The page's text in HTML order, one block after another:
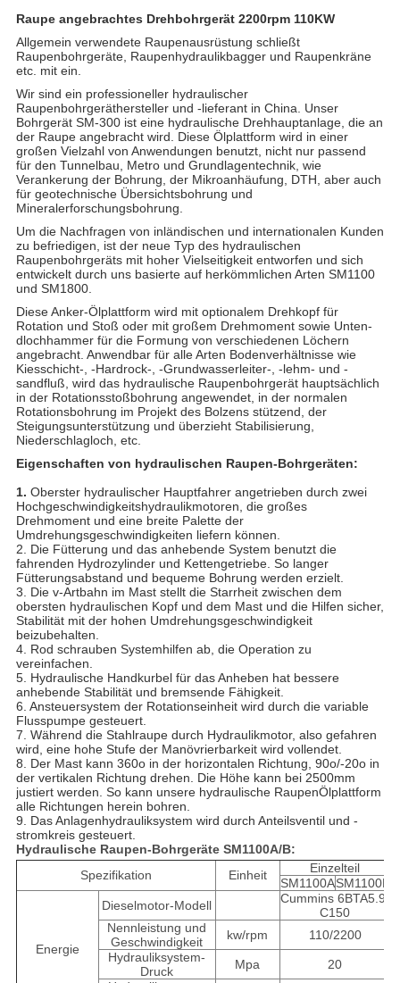
Raupe angebrachtes Drehbohrgerät 2200rpm 110KW
Allgemein verwendete Raupenausrüstung schließt
Raupenbohrgeräte, Raupenhydraulikbagger und Raupenkräne
etc. mit ein.
Wir sind ein professioneller hydraulischer
Raupenbohrgeräthersteller und -lieferant in China. Unser
Bohrgerät SM-300 ist eine hydraulische Drehhauptanlage, die an
der Raupe angebracht wird. Diese Ölplattform wird in einer
großen Vielzahl von Anwendungen benutzt, nicht nur passend
für den Tunnelbau, Metro und Grundlagentechnik, wie
Verankerung der Bohrung, der Mikroanhäufung, DTH, aber auch
für geotechnische Übersichtsbohrung und
Mineralerforschungsbohrung.
Um die Nachfragen von inländischen und internationalen Kunden
zu befriedigen, ist der neue Typ des hydraulischen
Raupenbohrgeräts mit hoher Vielseitigkeit entworfen und sich
entwickelt durch uns basierte auf herkömmlichen Arten SM1100
und SM1800.
Diese Anker-Ölplattform wird mit optionalem Drehkopf für
Rotation und Stoß oder mit großem Drehmoment sowie Unten-
dlochhammer für die Formung von verschiedenen Löchern
angebracht. Anwendbar für alle Arten Bodenverhältnisse wie
Kiesschicht-, -Hardrock-, -Grundwasserleiter-, -lehm- und -
sandfluß, wird das hydraulische Raupenbohrgerät hauptsächlich
in der Rotationsstoßbohrung angewendet, in der normalen
Rotationsbohrung im Projekt des Bolzens stützend, der
Steigungsunterstützung und überzieht Stabilisierung,
Niederschlagloch, etc.
Eigenschaften von hydraulischen Raupen-Bohrgeräten:
1. Oberster hydraulischer Hauptfahrer angetrieben durch zwei
Hochgeschwindigkeitshydraulikmotoren, die großes
Drehmoment und eine breite Palette der
Umdrehungsgeschwindigkeiten liefern können.
2. Die Fütterung und das anhebende System benutzt die
fahrenden Hydrozylinder und Kettengetriebe. So langer
Fütterungsabstand und bequeme Bohrung werden erzielt.
3. Die v-Artbahn im Mast stellt die Starrheit zwischen dem
obersten hydraulischen Kopf und dem Mast und die Hilfen sicher,
Stabilität mit der hohen Umdrehungsgeschwindigkeit
beizubehalten.
4. Rod schrauben Systemhilfen ab, die Operation zu
vereinfachen.
5. Hydraulische Handkurbel für das Anheben hat bessere
anhebende Stabilität und bremsende Fähigkeit.
6. Ansteuersystem der Rotationseinheit wird durch die variable
Flusspumpe gesteuert.
7. Während die Stahlraupe durch Hydraulikmotor, also gefahren
wird, eine hohe Stufe der Manövrierbarkeit wird vollendet.
8. Der Mast kann 360o in der horizontalen Richtung, 90o/-20o in
der vertikalen Richtung drehen. Die Höhe kann bei 2500mm
justiert werden. So kann unsere hydraulische RaupenÖlplattform
alle Richtungen herein bohren.
9. Das Anlagenhydrauliksystem wird durch Anteilsventil und -
stromkreis gesteuert.
Hydraulische Raupen-Bohrgeräte SM1100A/B:
Spezifikation
Einheit
Einzelteil
SM1100ASM1100B
Energie
Dieselmotor-Modell
Cummins 6BTA5.9-
C150
Nennleistung und
Geschwindigkeit
kw/rpm
110/2200
Hydrauliksystem-
Druck
Mpa
20